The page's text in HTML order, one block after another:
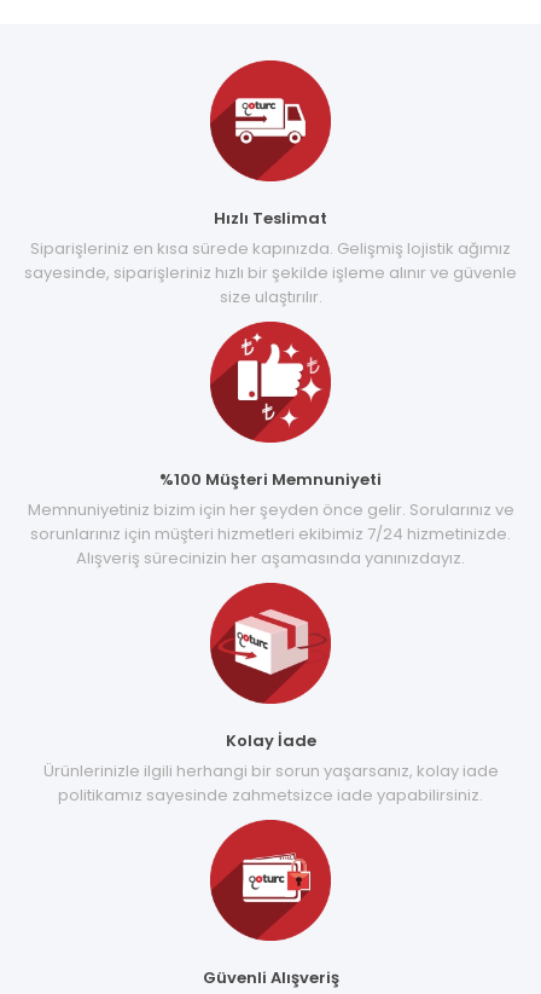
Hızlı Teslimat
Siparişleriniz en kısa sürede kapınızda. Gelişmiş lojistik ağımız
sayesinde, siparişleriniz hızlı bir şekilde işleme alınır ve güvenle
size ulaştırılır.
%100 Müşteri Memnuniyeti
Memnuniyetiniz bizim için her şeyden önce gelir. Sorularınız ve
sorunlarınız için müşteri hizmetleri ekibimiz 7/24 hizmetinizde.
Alışveriş sürecinizin her aşamasında yanınızdayız.
Kolay İade
Ürünlerinizle ilgili herhangi bir sorun yaşarsanız, kolay iade
politikamız sayesinde zahmetsizce iade yapabilirsiniz.
Güvenli Alışveriş